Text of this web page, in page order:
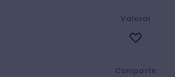
Compartir
Valorar